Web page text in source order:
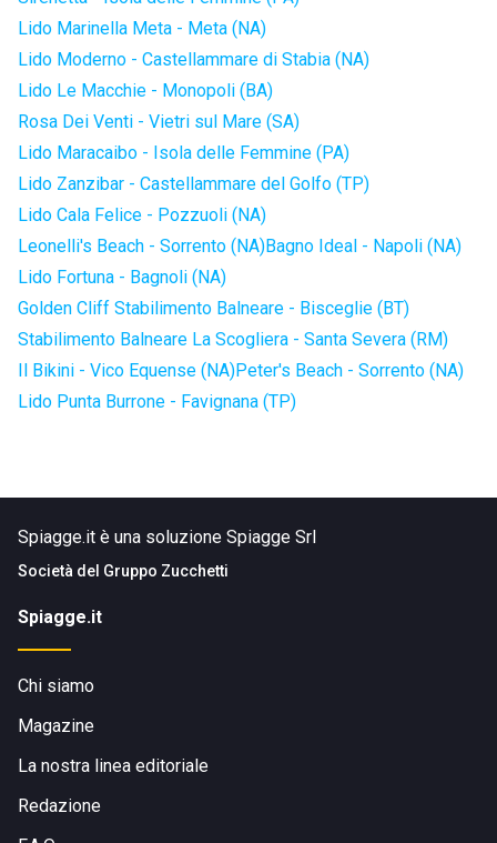
Lido Marinella Meta - Meta (NA)
Lido Moderno - Castellammare di Stabia (NA)
Lido Le Macchie - Monopoli (BA)
Rosa Dei Venti - Vietri sul Mare (SA)
Lido Maracaibo - Isola delle Femmine (PA)
Lido Zanzibar - Castellammare del Golfo (TP)
Lido Cala Felice - Pozzuoli (NA)
Leonelli's Beach - Sorrento (NA)Bagno Ideal - Napoli (NA)
Lido Fortuna - Bagnoli (NA)
Golden Cliff Stabilimento Balneare - Bisceglie (BT)
Stabilimento Balneare La Scogliera - Santa Severa (RM)
Il Bikini - Vico Equense (NA)Peter's Beach - Sorrento (NA)
Lido Punta Burrone - Favignana (TP)
Spiagge.it è una soluzione Spiagge Srl
Società del Gruppo Zucchetti
Spiagge.it
Chi siamo
Magazine
La nostra linea editoriale
Redazione